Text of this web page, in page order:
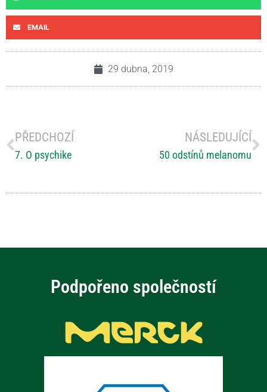
EMAIL
29 dubna, 2019
PŘEDCHOZÍ
7. O psychike
NÁSLEDUJÍCÍ
50 odstínů melanomu
Podpořeno společností